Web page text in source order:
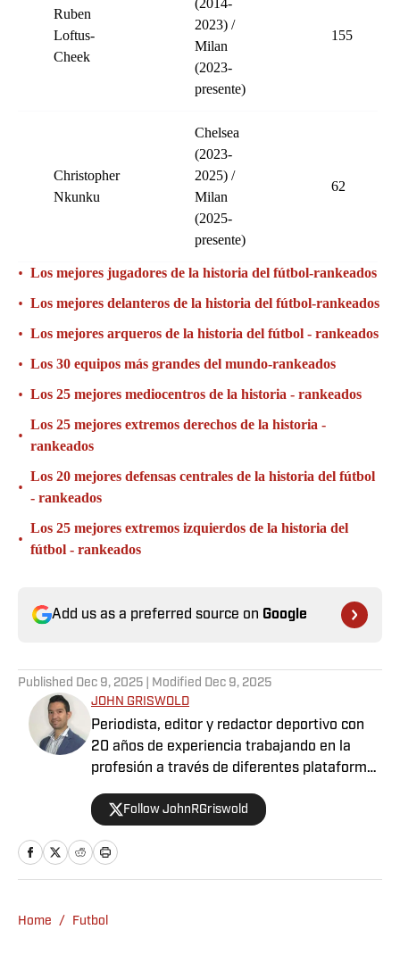
Ruben
Loftus-
Cheek
(2014-
2023) /
Milan
(2023-
presente)
155
Christopher
Nkunku
Chelsea
(2023-
2025) /
Milan
(2025-
presente)
62
• Los mejores jugadores de la historia del fútbol-rankeados
• Los mejores delanteros de la historia del fútbol-rankeados
• Los mejores arqueros de la historia del fútbol - rankeados
• Los 30 equipos más grandes del mundo-rankeados
• Los 25 mejores mediocentros de la historia - rankeados
•
Los 25 mejores extremos derechos de la historia -
rankeados
•
Los 20 mejores defensas centrales de la historia del fútbol
- rankeados
•
Los 25 mejores extremos izquierdos de la historia del
fútbol - rankeados
Add us as a preferred source on Google
Published Dec 9, 2025 | Modified Dec 9, 2025
JOHN GRISWOLD
Periodista, editor y redactor deportivo con
20 años de experiencia trabajando en la
profesión a través de diferentes plataformas
eventos a nivel internacional en países como
Puerto Rico y España. Apasionado del fútbol,
tener la oportunidad de combinar la
Follow JohnRGriswold
Home / Futbol